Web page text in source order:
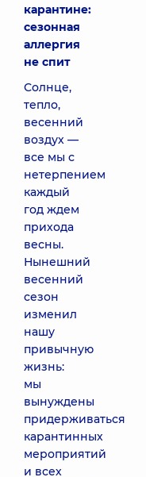
карантине:
сезонная
аллергия
не спит
Солнце,
тепло,
весенний
воздух —
все мы с
нетерпением
каждый
год ждем
прихода
весны.
Нынешний
весенний
сезон
изменил
нашу
привычную
жизнь:
мы
вынуждены
придерживаться
карантинных
мероприятий
и всех